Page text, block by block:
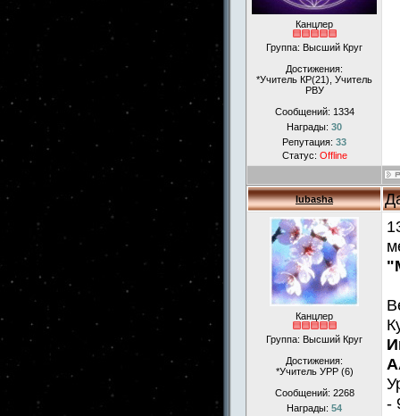
Канцлер
Группа: Высший Круг
Достижения:
*Учитель КР(21), Учитель
РВУ
Сообщений: 1334
Награды: 30
Репутация: 33
Статус: Offline
lubasha
Канцлер
Группа: Высший Круг
Достижения:
*Учитель УРР (6)
Сообщений: 2268
Награды: 54
-